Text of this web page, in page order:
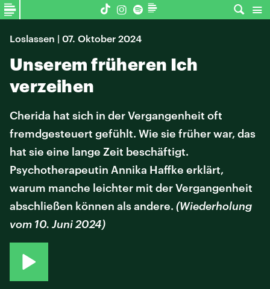
Loslassen | 07. Oktober 2024
Unserem früheren Ich
verzeihen
Cherida hat sich in der Vergangenheit oft
fremdgesteuert gefühlt. Wie sie früher war, das
hat sie eine lange Zeit beschäftigt.
Psychotherapeutin Annika Haffke erklärt,
warum manche leichter mit der Vergangenheit
abschließen können als andere. (Wiederholung
vom 10. Juni 2024)